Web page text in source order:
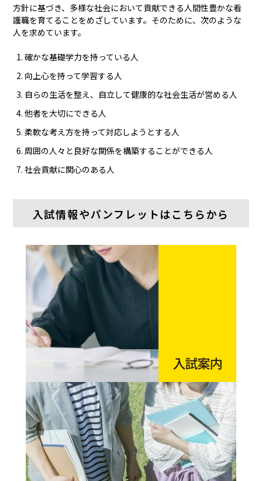
方針に基づき、多様な社会において貢献できる人間性豊かな看
護職を育てることをめざしています。そのために、次のような
人を求めています。
確かな基礎学力を持っている人
向上心を持って学習する人
自らの生活を整え、自立して健康的な社会生活が営める人
他者を大切にできる人
柔軟な考え方を持って対応しようとする人
周囲の人々と良好な関係を構築することができる人
社会貢献に関心のある人
入試情報やパンフレットはこちらから